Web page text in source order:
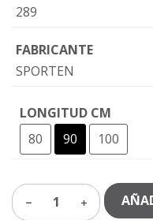
289
FABRICANTE
SPORTEN
LONGITUD CM
80
90 100
1